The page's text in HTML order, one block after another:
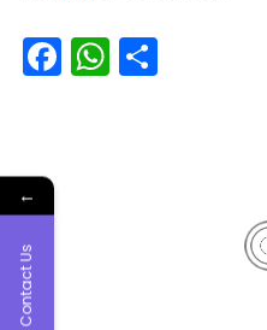
Facebook
WhatsApp
←
Contact Us